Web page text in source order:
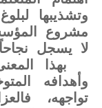
وتشذيبها
مشروع
لا يسجل
بهذا
وأهدافه
تواجهه،